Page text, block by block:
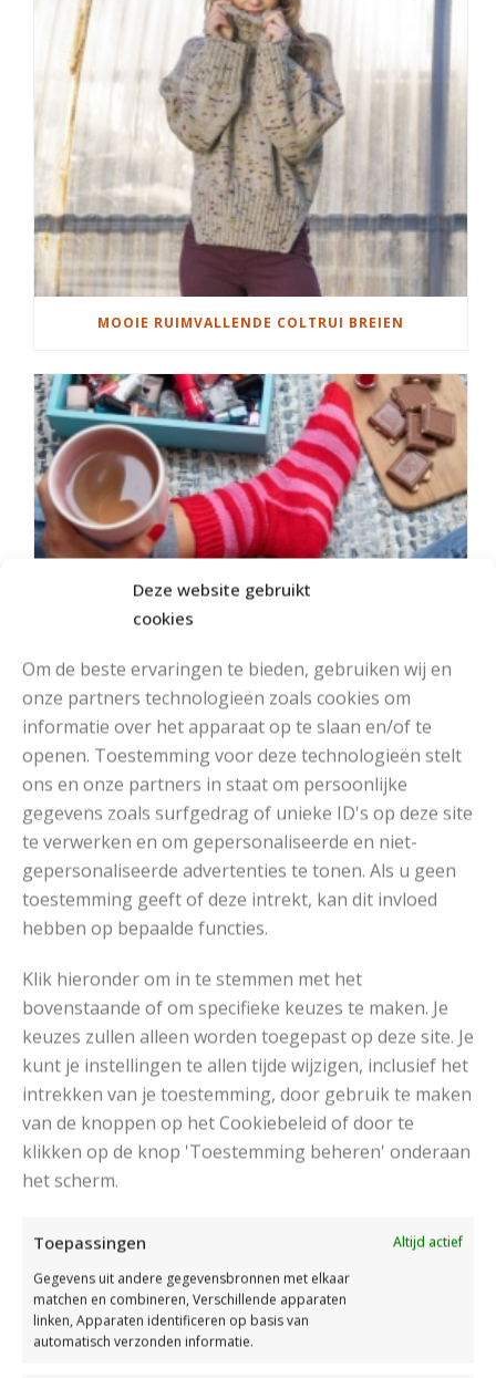
Deze website gebruikt
cookies
Om de beste ervaringen te bieden, gebruiken wij en
onze partners technologieën zoals cookies om
informatie over het apparaat op te slaan en/of te
openen. Toestemming voor deze technologieën stelt
ons en onze partners in staat om persoonlijke
gegevens zoals surfgedrag of unieke ID's op deze site
te verwerken en om gepersonaliseerde en niet-
gepersonaliseerde advertenties te tonen. Als u geen
toestemming geeft of deze intrekt, kan dit invloed
hebben op bepaalde functies.
Klik hieronder om in te stemmen met het
bovenstaande of om specifieke keuzes te maken. Je
keuzes zullen alleen worden toegepast op deze site. Je
kunt je instellingen te allen tijde wijzigen, inclusief het
intrekken van je toestemming, door gebruik te maken
van de knoppen op het Cookiebeleid of door te
klikken op de knop 'Toestemming beheren' onderaan
het scherm.
Toepassingen
Altijd actief
Gegevens uit andere gegevensbronnen met elkaar
matchen en combineren, Verschillende apparaten
linken, Apparaten identificeren op basis van
automatisch verzonden informatie.
MOOIE RUIMVALLENDE COLTRUI BREIEN
MOOIE DIKGESTREEPTE SOKKEN BREIEN VAN DURABLE GAREN
DAMESJAS BREIEN VAN HEERLIJK ZACHT GAREN